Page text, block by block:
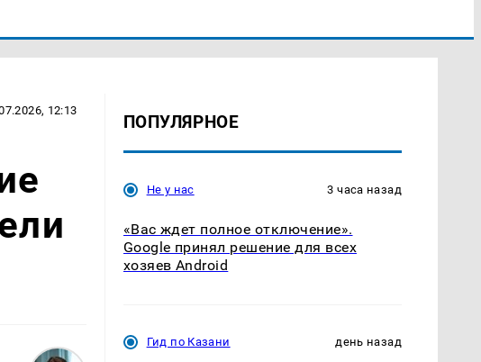
12:13
ПОПУЛЯРНОЕ
Не у нас 3 часа назад
«Вас ждет полное отключение».
Google принял решение для всех
хозяев Android
Гид по Казани день назад